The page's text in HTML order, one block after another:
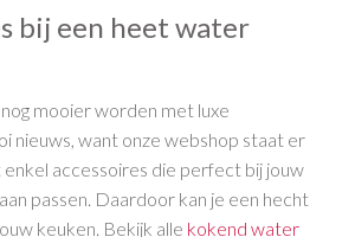
bij een heet water
nog mooier worden met luxe
nieuws, want onze webshop staat er
accessoires die perfect bij jouw
passen. Daardoor kan je een hecht
keuken. Bekijk alle kokend water